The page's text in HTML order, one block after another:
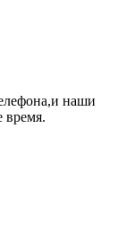
наши
время.